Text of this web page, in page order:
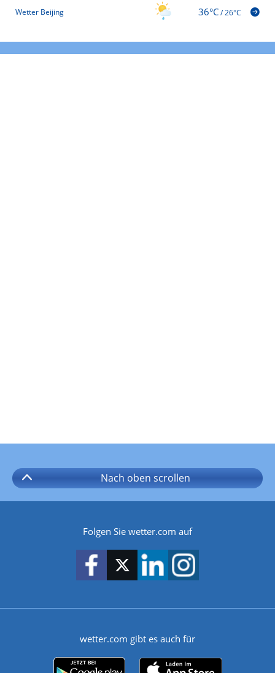
Wetter Beijing 36°C/26°C
Nach oben scrollen
Folgen Sie wetter.com auf
wetter.com gibt es auch für